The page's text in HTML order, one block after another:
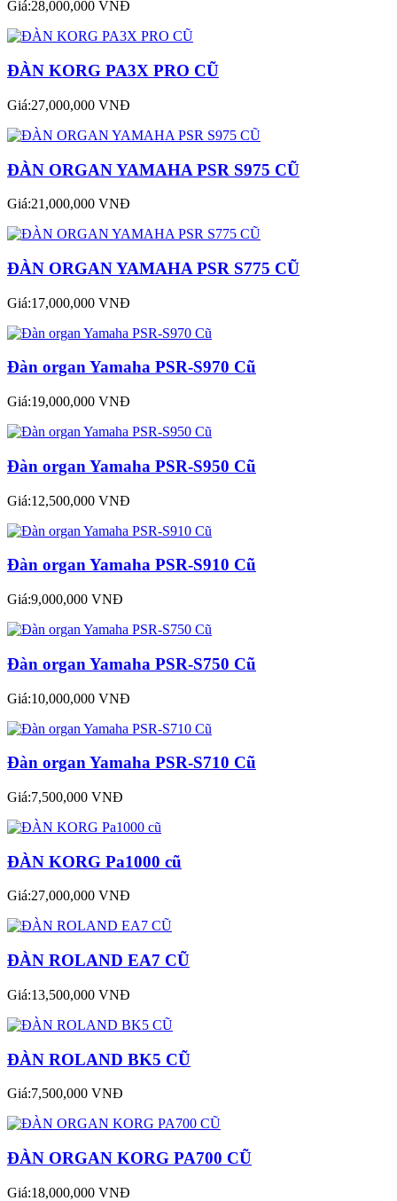
Giá:28,000,000 VNĐ
ĐÀN KORG PA3X PRO CŨ
Giá:27,000,000 VNĐ
ĐÀN ORGAN YAMAHA PSR S975 CŨ
Giá:21,000,000 VNĐ
ĐÀN ORGAN YAMAHA PSR S775 CŨ
Giá:17,000,000 VNĐ
Đàn organ Yamaha PSR-S970 Cũ
Giá:19,000,000 VNĐ
Đàn organ Yamaha PSR-S950 Cũ
Giá:12,500,000 VNĐ
Đàn organ Yamaha PSR-S910 Cũ
Giá:9,000,000 VNĐ
Đàn organ Yamaha PSR-S750 Cũ
Giá:10,000,000 VNĐ
Đàn organ Yamaha PSR-S710 Cũ
Giá:7,500,000 VNĐ
ĐÀN KORG Pa1000 cũ
Giá:27,000,000 VNĐ
ĐÀN ROLAND EA7 CŨ
Giá:13,500,000 VNĐ
ĐÀN ROLAND BK5 CŨ
Giá:7,500,000 VNĐ
ĐÀN ORGAN KORG PA700 CŨ
Giá:18,000,000 VNĐ